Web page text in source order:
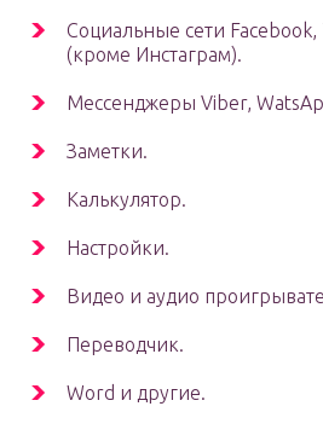
Социальные сети
(кроме Инстаграм).
Мессенджеры Viber,
Заметки.
Калькулятор.
Настройки.
Видео и аудио
Переводчик.
Word и другие.